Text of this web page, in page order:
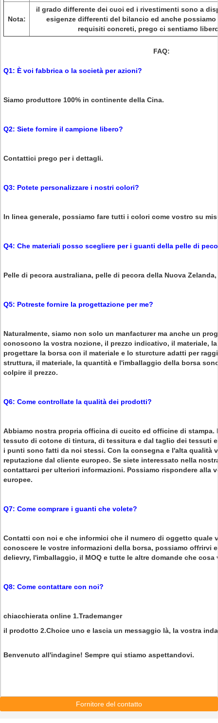
Nota:
il grado differente dei cuoi ed i rivestimenti sono a
esigenze differenti del bilancio ed anche
requisiti concreti, prego ci sentiamo
FAQ:
Q1: È voi fabbrica o la società per azioni?
Siamo produttore 100% in continente della Cina.
Q2: Siete fornire il campione libero?
Contattici prego per i dettagli.
Q3: Potete personalizzare i nostri colori?
In linea generale, possiamo fare tutti i colori come vostro su
Q4: Che materiali posso scegliere per i guanti della pelle di
Pelle di pecora australiana, pelle di pecora della Nuova
Q5: Potreste fornire la progettazione per me?
Naturalmente, siamo non solo un manfacturer ma anche un
conoscono la vostra nozione, il prezzo indicativo, il materiale,
progettare la borsa con il materiale e lo sturcture adatti per
struttura, il materiale, la quantità e l'imballaggio della borsa
colpire il prezzo.
Q6: Come controllate la qualità dei prodotti?
Abbiamo nostra propria officina di cucito ed officine di stampa.
tessuto di cotone di tintura, di tessitura e dal taglio dei tessuti
i punti sono fatti da noi stessi. Con la consegna e l'alta qualità
reputazione dal cliente europeo. Se siete interessato nella
contattarci per ulteriori informazioni. Possiamo rispondere alla
europee.
Q7: Come comprare i guanti che volete?
Contatti con noi e che informici che il numero di oggetto quale
conoscere le vostre informazioni della borsa, possiamo offrirvi
delievry, l'imballaggio, il MOQ e tutte le altre domande che cosa
Q8: Come contattare con noi?
chiacchierata online 1.Trademanger
il prodotto 2.Choice uno e lascia un messaggio là, la vostra
Benvenuto all'indagine! Sempre qui stiamo aspettandovi.
Fornitore del contatto